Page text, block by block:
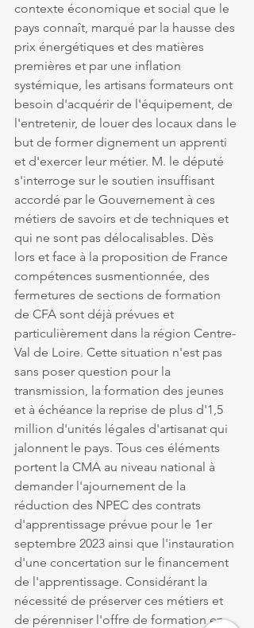
contexte économique et social que le
pays connaît, marqué par la hausse des
prix énergétiques et des matières
premières et par une inflation
systémique, les artisans formateurs ont
besoin d'acquérir de l'équipement, de
l'entretenir, de louer des locaux dans le
but de former dignement un apprenti
et d'exercer leur métier. M. le député
s'interroge sur le soutien insuffisant
accordé par le Gouvernement à ces
métiers de savoirs et de techniques et
qui ne sont pas délocalisables. Dès
lors et face à la proposition de France
compétences susmentionnée, des
fermetures de sections de formation
de CFA sont déjà prévues et
particulièrement dans la région Centre-
Val de Loire. Cette situation n'est pas
sans poser question pour la
transmission, la formation des jeunes
et à échéance la reprise de plus d'1,5
million d'unités légales d'artisanat qui
jalonnent le pays. Tous ces éléments
portent la CMA au niveau national à
demander l'ajournement de la
réduction des NPEC des contrats
d'apprentissage prévue pour le 1er
septembre 2023 ainsi que l'instauration
d'une concertation sur le financement
de l'apprentissage. Considérant la
nécessité de préserver ces métiers et
de pérenniser l'offre de formation en